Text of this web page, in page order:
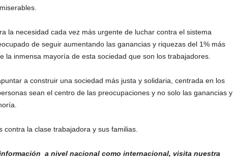
la necesidad cada vez más urgente de luchar contra el sistema
de seguir aumentando las ganancias y riquezas del 1% más
la inmensa mayoría de esta sociedad que son los trabajadores.
a construir una sociedad más justa y solidaria, centrada en los
sean el centro de las preocupaciones y no solo las ganancias y
contra la clase trabajadora y sus familias.
a nivel nacional como internacional, visita nuestra